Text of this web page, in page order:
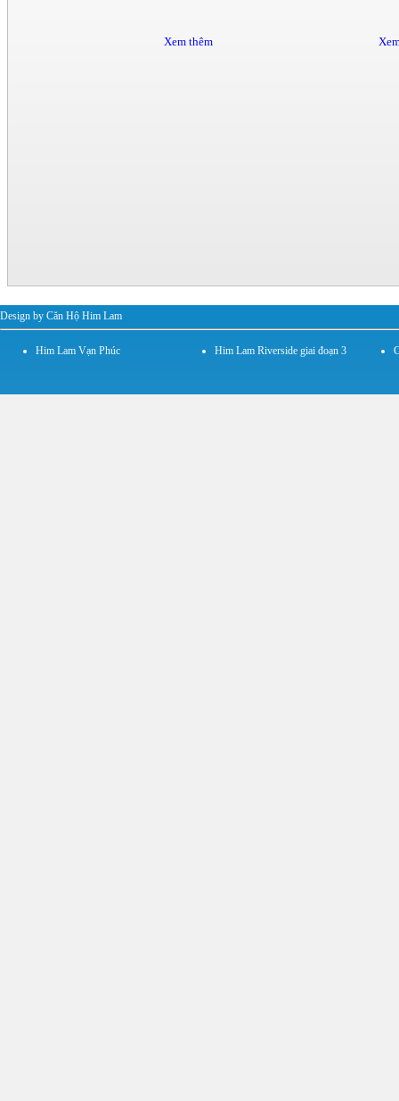
Xem thêm
Design by Căn Hộ Him Lam
Him Lam Vạn Phúc Him Lam Riverside giai đoạn 3